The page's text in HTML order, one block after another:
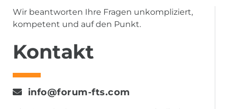
Wir beantworten Ihre Fragen unkompliziert,
kompetent und auf den Punkt.
Kontakt
info@forum-fts.com